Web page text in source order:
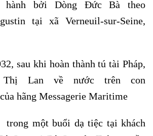
hành bởi Dòng Đức Bà theo
tại xã Verneuil-sur-Seine,
sau khi hoàn thành tú tài Pháp,
Thị Lan về nước trên con
hãng Messagerie Maritime
trong một buổi dạ tiệc tại khách